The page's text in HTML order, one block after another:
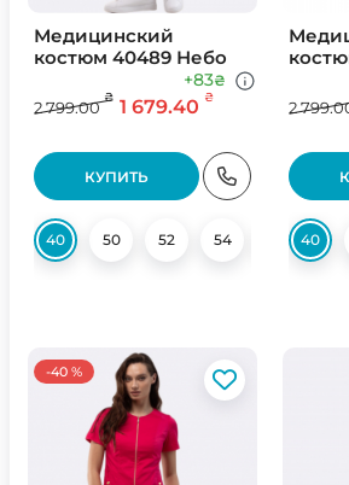
Медицинский
костюм 40489 Небо
2 799.00
₴ 1 679.40 ₴
+83₴
КУПИТЬ
40 50 52 54 56
2
40
-40 %